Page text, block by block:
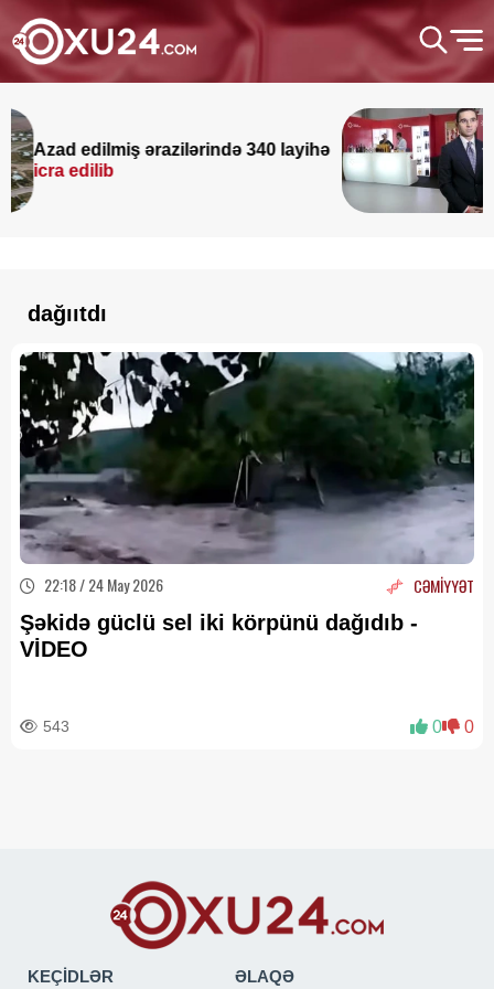
ərazilərində 340 layihə
Yeni
dağııtdı
22:18 / 24 May 2026 CƏMİYYƏT
Şəkidə güclü sel iki körpünü dağıdıb -
VİDEO
543 0 0
KEÇİDLƏR ƏLAQƏ